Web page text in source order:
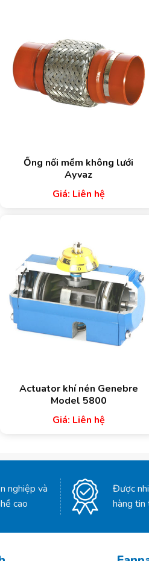
Ống nối mềm không lưới
Ayvaz
Giá: Liên hệ
Actuator khí nén Genebre
Model 5800
Giá: Liên hệ
nghiệp và
cao
Được
hàng tin